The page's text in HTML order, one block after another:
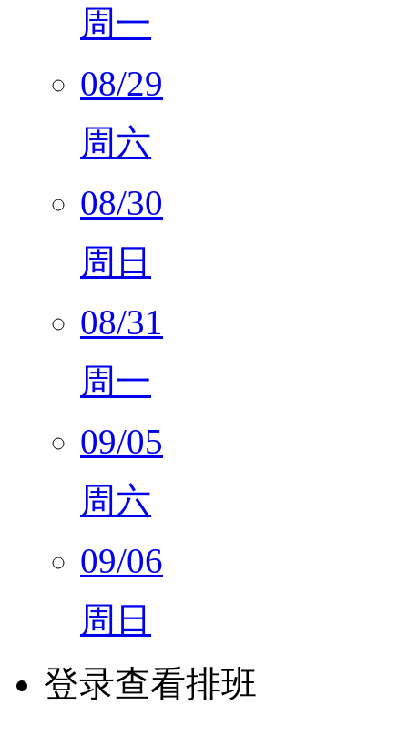
周一
08/29
周六
08/30
周日
08/31
周一
09/05
周六
09/06
周日
登录查看排班